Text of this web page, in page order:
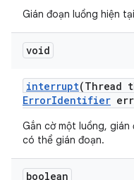
Gián đoạn luồng hiện
void
interrupt(Thread
ErrorIdentifier
Gắn cờ một luồng, gián
có thể gián đoạn.
boolean